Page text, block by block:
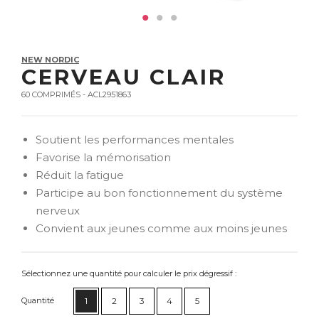
NEW NORDIC
CERVEAU CLAIR
60 COMPRIMÉS - ACL2951863
Soutient les performances mentales
Favorise la mémorisation
Réduit la fatigue
Participe au bon fonctionnement du système
nerveux
Convient aux jeunes comme aux moins jeunes
Sélectionnez une quantité pour calculer le prix dégressif :
Quantité 1 2 3 4 5